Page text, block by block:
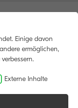
Einige davon
ermöglichen,
Externe Inhalte